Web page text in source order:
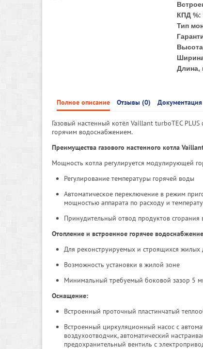
КПД %:
Тип
Длина,
Полное описание Отзывы (0) Документация
Газовый настенный котёл Vaillant turboTEC
горячим водоснабжением.
Преимущества газового настенного котла
Мощность котла регулируется модулирующей
Регулирование температуры горячей воды
Автоматическое переключение в режим
мощностью аппарата по расходу и
Принудительный отвод продуктов
Отопление и встроенное горячее
Для реконструируемых и строящихся жилых
Возможность установки в жилой зоне
Минимальный требуемый боковой зазор 5
Оснащение:
Встроенный проточный пластинчатый
Встроенный циркуляционный насос с
воздухоотводчик, автоматический
предохранительный вентиль с